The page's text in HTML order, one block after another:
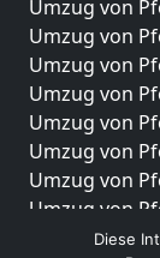
Umzug von
Umzug von
Umzug von
Umzug von
Umzug von
Umzug von
Umzug von
Umzug von
Umzug von
Diese